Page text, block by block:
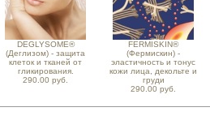
DEGLYSOME®
(Деглизом) - защита
клеток и тканей от
гликирования.
290.00 руб.
FERMISKIN®
(Фермискин) -
эластичность и тонус
кожи лица, декольте и
груди
290.00 руб.